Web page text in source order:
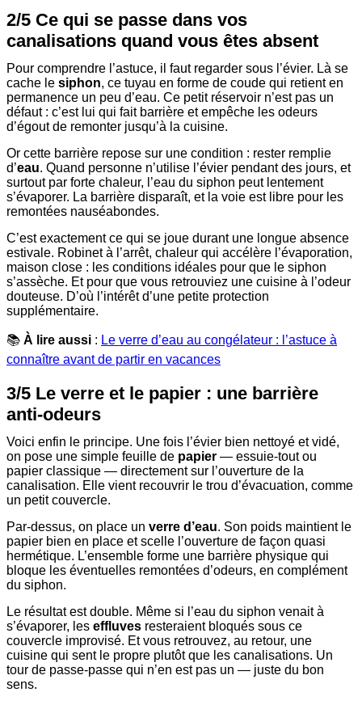
2/5 Ce qui se passe dans vos
canalisations quand vous êtes absent
Pour comprendre l’astuce, il faut regarder sous l’évier. Là se
cache le siphon, ce tuyau en forme de coude qui retient en
permanence un peu d’eau. Ce petit réservoir n’est pas un
défaut : c’est lui qui fait barrière et empêche les odeurs
d’égout de remonter jusqu’à la cuisine.
Or cette barrière repose sur une condition : rester remplie
d’eau. Quand personne n’utilise l’évier pendant des jours, et
surtout par forte chaleur, l’eau du siphon peut lentement
s’évaporer. La barrière disparaît, et la voie est libre pour les
remontées nauséabondes.
C’est exactement ce qui se joue durant une longue absence
estivale. Robinet à l’arrêt, chaleur qui accélère l’évaporation,
maison close : les conditions idéales pour que le siphon
s’assèche. Et pour que vous retrouviez une cuisine à l’odeur
douteuse. D’où l’intérêt d’une petite protection
supplémentaire.
📚 À lire aussi : Le verre d’eau au congélateur : l’astuce à
connaître avant de partir en vacances
3/5 Le verre et le papier : une barrière
anti-odeurs
Voici enfin le principe. Une fois l’évier bien nettoyé et vidé,
on pose une simple feuille de papier — essuie-tout ou
papier classique — directement sur l’ouverture de la
canalisation. Elle vient recouvrir le trou d’évacuation, comme
un petit couvercle.
Par-dessus, on place un verre d’eau. Son poids maintient le
papier bien en place et scelle l’ouverture de façon quasi
hermétique. L’ensemble forme une barrière physique qui
bloque les éventuelles remontées d’odeurs, en complément
du siphon.
Le résultat est double. Même si l’eau du siphon venait à
s’évaporer, les effluves resteraient bloqués sous ce
couvercle improvisé. Et vous retrouvez, au retour, une
cuisine qui sent le propre plutôt que les canalisations. Un
tour de passe-passe qui n’en est pas un — juste du bon
sens.